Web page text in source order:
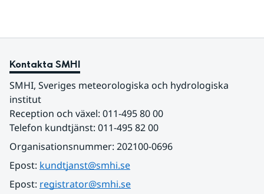
Kontakta SMHI
SMHI, Sveriges meteorologiska och hydrologiska
institut
Reception och växel: 011-495 80 00
Telefon kundtjänst: 011-495 82 00
Organisationsnummer: 202100-0696
Epost: kundtjanst@smhi.se
Epost: registrator@smhi.se